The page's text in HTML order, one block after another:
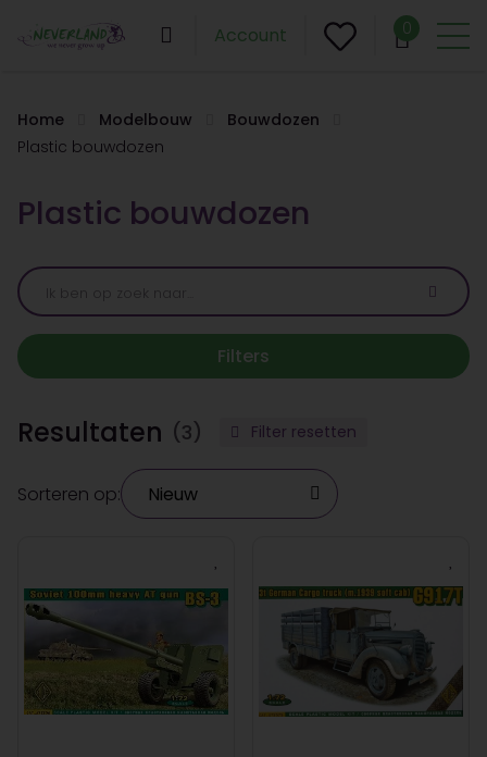
Account 0
Home Modelbouw
Bouwdozen
Plastic bouwdozen
Plastic bouwdozen
Filters
Resultaten (3) Filter resetten
Sorteren op: